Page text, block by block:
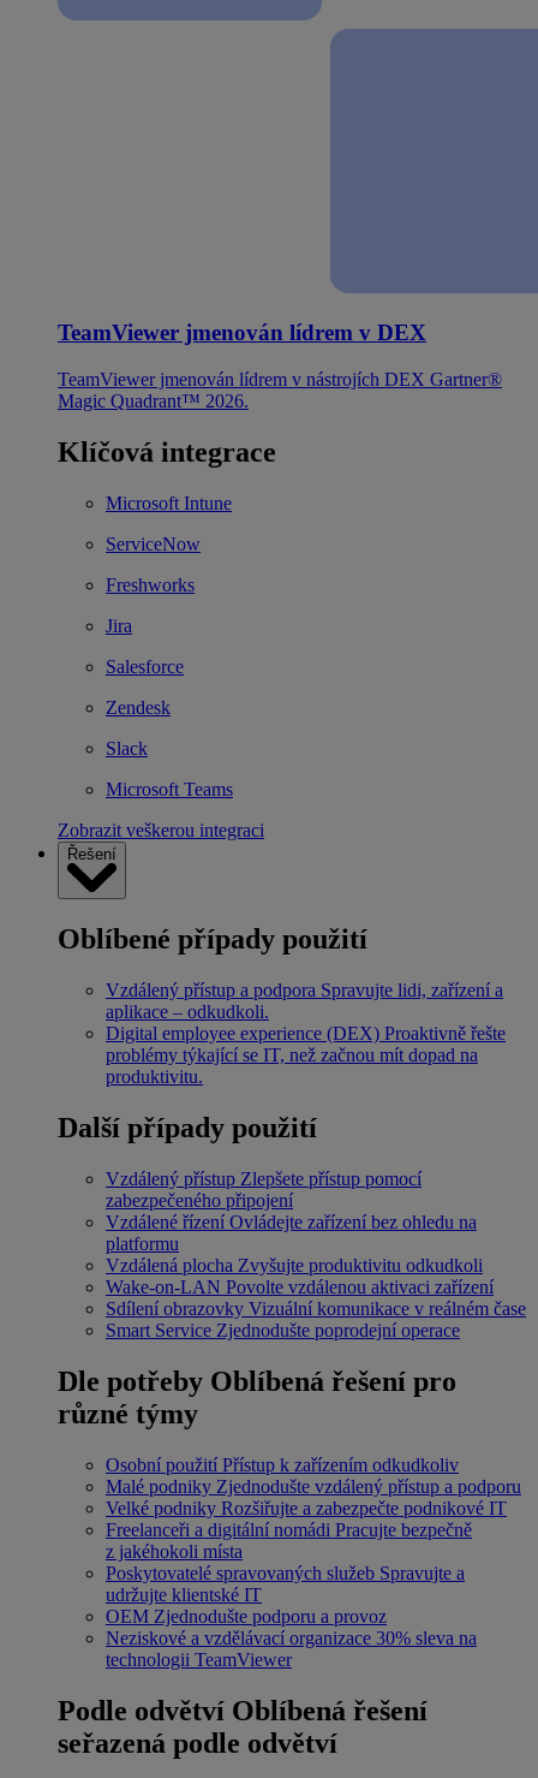
TeamViewer jmenován lídrem v DEX
TeamViewer jmenován lídrem v nástrojích DEX Gartner®
Magic Quadrant™ 2026.
Klíčová integrace
Microsoft Intune
ServiceNow
Freshworks
Jira
Salesforce
Zendesk
Slack
Microsoft Teams
Zobrazit veškerou integraci
Řešení
Oblíbené případy použití
Vzdálený přístup a podpora Spravujte lidi, zařízení a
aplikace – odkudkoli.
Digital employee experience (DEX) Proaktivně řešte
problémy týkající se IT, než začnou mít dopad na
produktivitu.
Další případy použití
Vzdálený přístup Zlepšete přístup pomocí
zabezpečeného připojení
Vzdálené řízení Ovládejte zařízení bez ohledu na
platformu
Vzdálená plocha Zvyšujte produktivitu odkudkoli
Wake-on-LAN Povolte vzdálenou aktivaci zařízení
Sdílení obrazovky Vizuální komunikace v reálném čase
Smart Service Zjednodušte poprodejní operace
Dle potřeby Oblíbená řešení pro
různé týmy
Osobní použití Přístup k zařízením odkudkoliv
Malé podniky Zjednodušte vzdálený přístup a podporu
Velké podniky Rozšiřujte a zabezpečte podnikové IT
Freelanceři a digitální nomádi Pracujte bezpečně
z jakéhokoli místa
Poskytovatelé spravovaných služeb Spravujte a
udržujte klientské IT
OEM Zjednodušte podporu a provoz
Neziskové a vzdělávací organizace 30% sleva na
technologii TeamViewer
Podle odvětví Oblíbená řešení
seřazená podle odvětví